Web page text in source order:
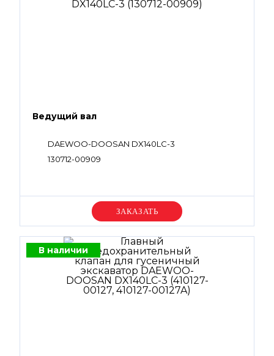
Ведущий вал
DAEWOO-DOOSAN DX140LC-3
130712-00909
Уточняйте цену
В наличии